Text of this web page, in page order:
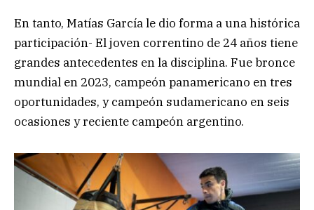
En tanto, Matías García le dio forma a una histórica
participación- El joven correntino de 24 años tiene
grandes antecedentes en la disciplina. Fue bronce
mundial en 2023, campeón panamericano en tres
oportunidades, y campeón sudamericano en seis
ocasiones y reciente campeón argentino.